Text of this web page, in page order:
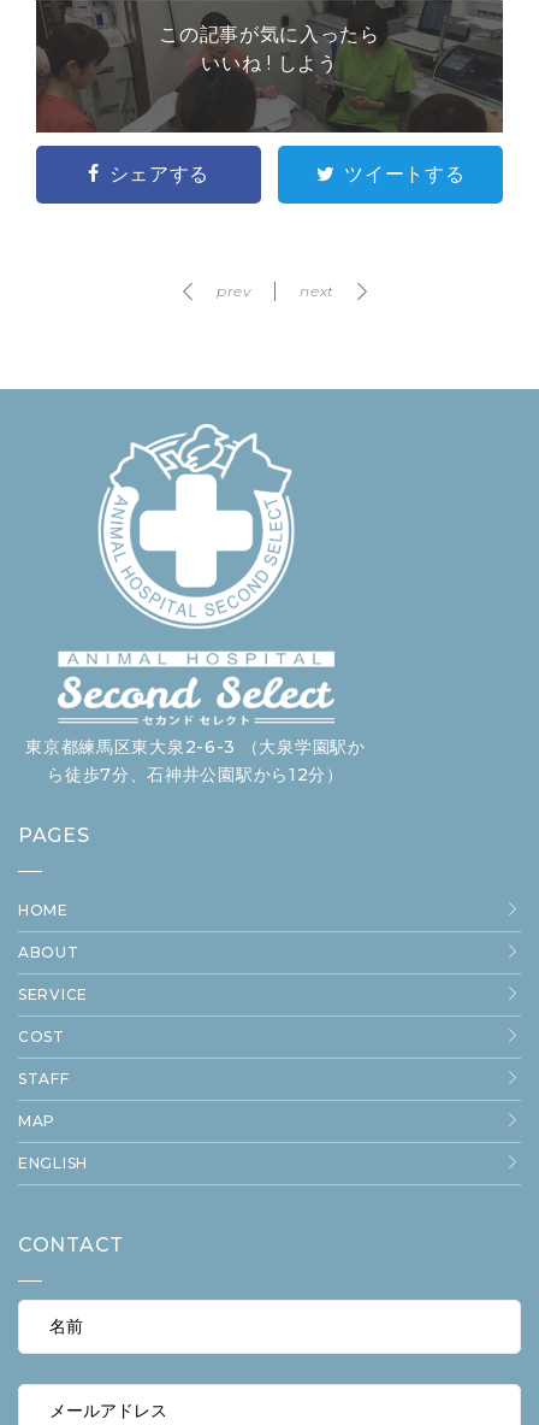
この記事が気に入ったら
いいね ! しよう
シェアする ツイートする
prev next
東京都練馬区東大泉2-6-3 （大泉学園駅か
ら徒歩7分、石神井公園駅から12分）
PAGES
HOME
ABOUT
SERVICE
COST
STAFF
MAP
ENGLISH
CONTACT